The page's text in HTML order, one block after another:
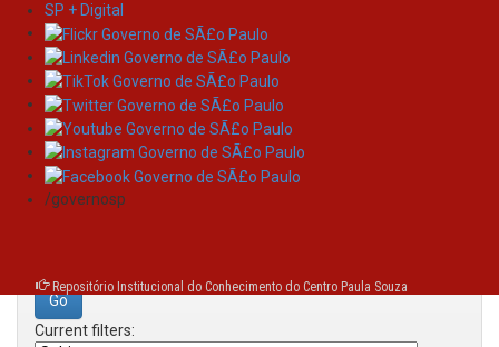
Skip
navigation
SP + Digital
/governosp
Repositório Institucional do Conhecimento do Centro Paula Souza
Search
Search:
Current filters: